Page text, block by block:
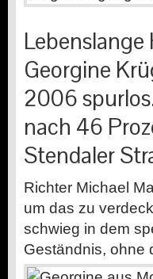
Georgine
2006
nach 46
Stendaler
Richter Michael
um das zu
schwieg in dem
Geständnis, ohne